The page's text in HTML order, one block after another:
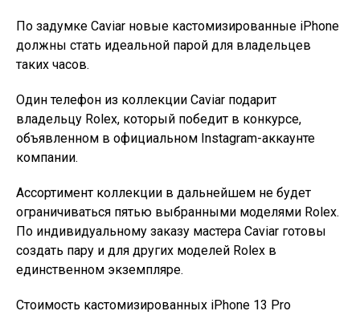
По задумке Caviar новые кастомизированные iPhone
должны стать идеальной парой для владельцев
таких часов.
Один телефон из коллекции Caviar подарит
владельцу Rolex, который победит в конкурсе,
объявленном в официальном Instagram-аккаунте
компании.
Ассортимент коллекции в дальнейшем не будет
ограничиваться пятью выбранными моделями Rolex.
По индивидуальному заказу мастера Caviar готовы
создать пару и для других моделей Rolex в
единственном экземпляре.
Стоимость кастомизированных iPhone 13 Pro